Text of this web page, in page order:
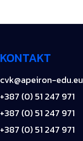
KONTAKT
cvk@apeiron-edu.eu
+387 (0) 51 247 971
+387 (0) 51 247 971
+387 (0) 51 247 971